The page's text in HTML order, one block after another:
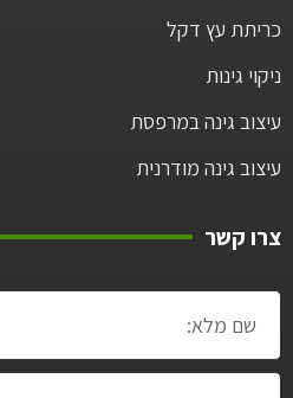
כריתת עץ דקל
ניקוי גינות
עיצוב גינה במרפסת
עיצוב גינה מודרנית
צרו קשר